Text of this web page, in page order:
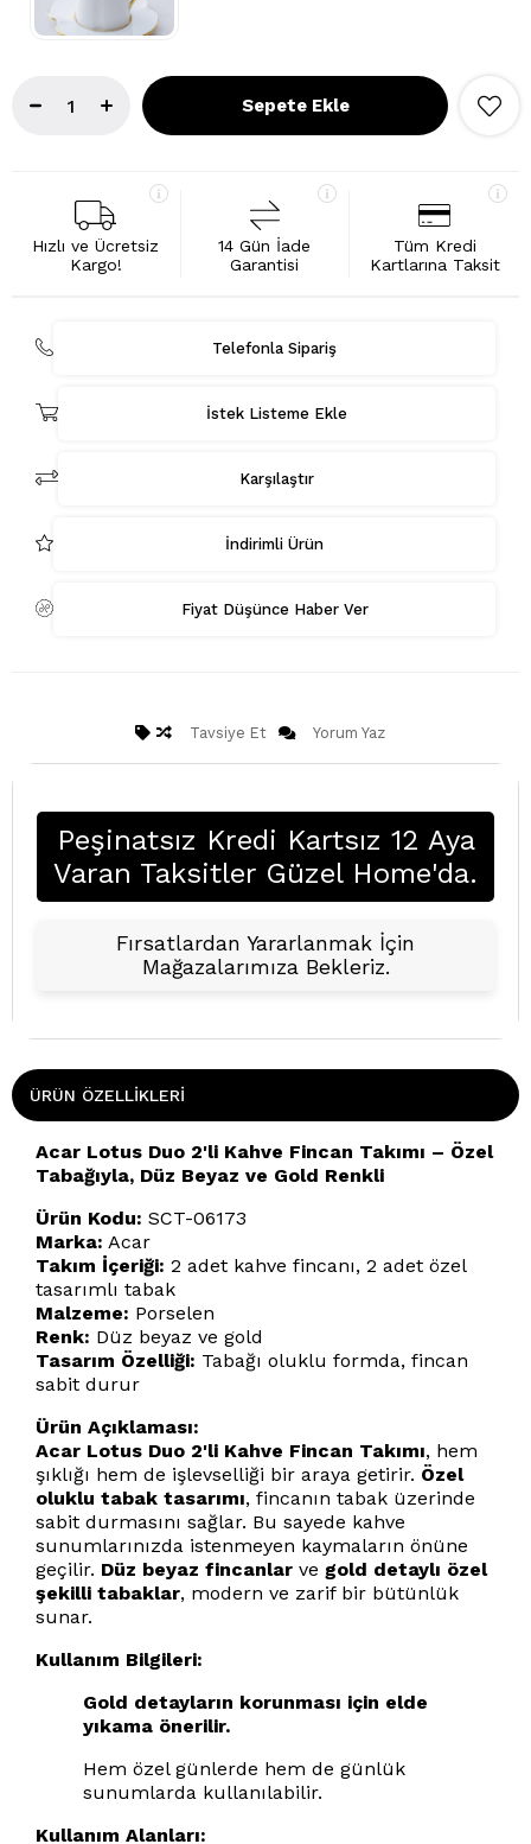
Hızlı ve Ücretsiz
Kargo!
14 Gün İade
Garantisi
Tüm Kredi
Kartlarına Taksit
Telefonla Sipariş
İstek Listeme Ekle
Karşılaştır
İndirimli Ürün
Fiyat Düşünce Haber Ver
Tavsiye Et Yorum Yaz
Peşinatsız Kredi Kartsız 12 Aya
Varan Taksitler Güzel Home'da.
Fırsatlardan Yararlanmak İçin
Mağazalarımıza Bekleriz.
ÜRÜN ÖZELLIKLERI
Acar Lotus Duo 2'li Kahve Fincan Takımı – Özel
Tabağıyla, Düz Beyaz ve Gold Renkli
Ürün Kodu: SCT-06173
Marka: Acar
Takım İçeriği: 2 adet kahve fincanı, 2 adet özel
tasarımlı tabak
Malzeme: Porselen
Renk: Düz beyaz ve gold
Tasarım Özelliği: Tabağı oluklu formda, fincan
sabit durur
Ürün Açıklaması:
Acar Lotus Duo 2'li Kahve Fincan Takımı, hem
şıklığı hem de işlevselliği bir araya getirir. Özel
oluklu tabak tasarımı, fincanın tabak üzerinde
sabit durmasını sağlar. Bu sayede kahve
sunumlarınızda istenmeyen kaymaların önüne
geçilir. Düz beyaz fincanlar ve gold detaylı özel
şekilli tabaklar, modern ve zarif bir bütünlük
sunar.
Kullanım Bilgileri:
Gold detayların korunması için elde
yıkama önerilir.
Hem özel günlerde hem de günlük
sunumlarda kullanılabilir.
Kullanım Alanları: